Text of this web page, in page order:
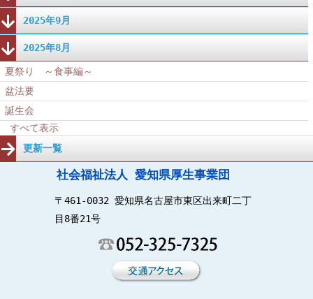
2025年9月
2025年8月
夏祭り ～食事編～
盆法要
誕生会
すべて表示
更新一覧
社会福祉法人 愛知県厚生事業団
〒461-0032 愛知県名古屋市東区出来町二丁
目8番21号